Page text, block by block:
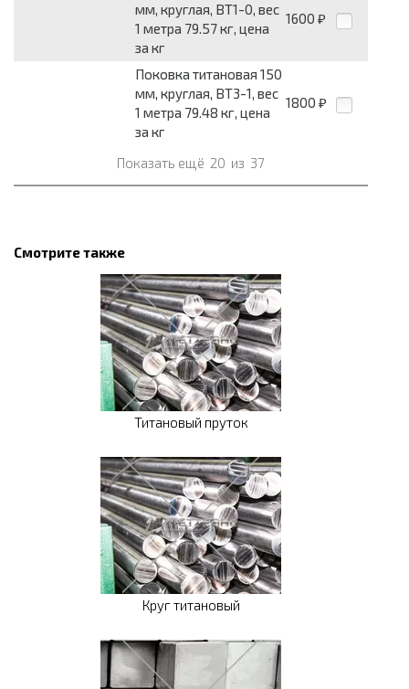
мм, круглая, ВТ1-0, вес
1 метра 79.57 кг, цена
за кг
1600 ₽
Поковка титановая 150
мм, круглая, ВТ3-1, вес
1 метра 79.48 кг, цена
за кг
1800 ₽
Показать ещё 20 из 37
Смотрите также
Титановый пруток
Круг титановый